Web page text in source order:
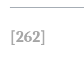
[262]